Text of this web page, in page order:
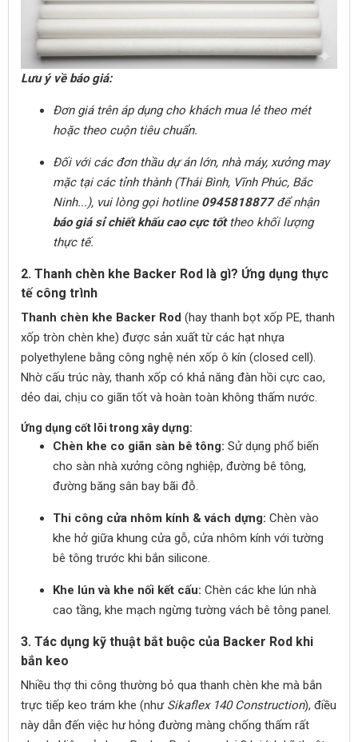
Lưu ý về báo giá:
Đơn giá trên áp dụng cho khách mua lẻ theo mét
hoặc theo cuộn tiêu chuẩn.
Đối với các đơn thầu dự án lớn, nhà máy, xưởng may
mặc tại các tỉnh thành (Thái Bình, Vĩnh Phúc, Bắc
Ninh...), vui lòng gọi hotline 0945818877để nhận
báo giá sỉ chiết khấu cao cực tốttheo khối lượng
thực tế.
2. Thanh chèn khe Backer Rod là gì? Ứng dụng thực
tế công trình
Thanh chèn khe Backer Rod (hay thanh bọt xốp PE, thanh
xốp tròn chèn khe) được sản xuất từ các hạt nhựa
polyethylene bằng công nghệ nén xốp ô kín (closed cell).
Nhờ cấu trúc này, thanh xốp có khả năng đàn hồi cực cao,
dẻo dai, chịu co giãn tốt và hoàn toàn không thấm nước.
Ứng dụng cốt lõi trong xây dựng:
Chèn khe co giãn sàn bê tông: Sử dụng phổ biến
cho sàn nhà xưởng công nghiệp, đường bê tông,
đường băng sân bay bãi đỗ.
Thi công cửa nhôm kính & vách dựng: Chèn vào
khe hở giữa khung cửa gỗ, cửa nhôm kính với tường
bê tông trước khi bắn silicone.
Khe lún và khe nối kết cấu: Chèn các khe lún nhà
cao tầng, khe mạch ngừng tường vách bê tông panel.
3. Tác dụng kỹ thuật bắt buộc của Backer Rod khi
bắn keo
Nhiều thợ thi công thường bỏ qua thanh chèn khe mà bắn
trực tiếp keo trám khe (như Sikaflex 140 Construction), điều
này dẫn đến việc hư hỏng đường màng chống thấm rất